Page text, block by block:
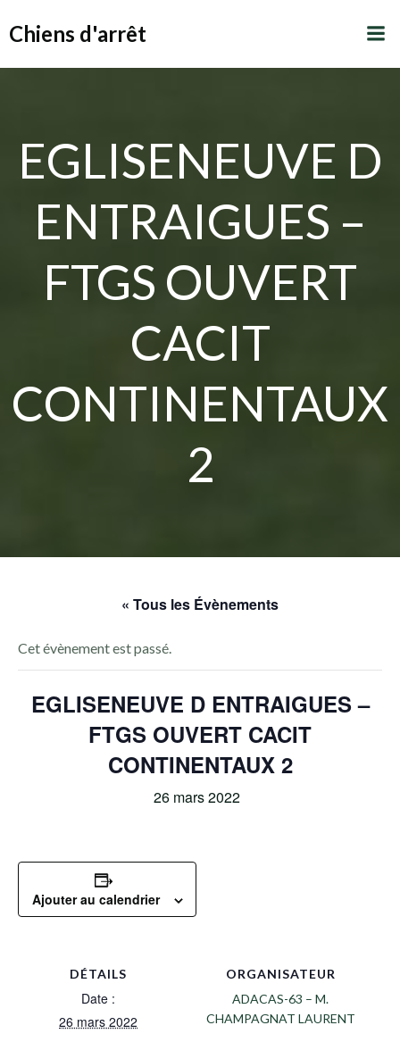
Chiens d'arrêt
EGLISENEUVE D
ENTRAIGUES –
FTGS OUVERT
CACIT
CONTINENTAUX
2
« Tous les Évènements
Cet évènement est passé.
EGLISENEUVE D ENTRAIGUES –
FTGS OUVERT CACIT
CONTINENTAUX 2
26 mars 2022
Ajouter au calendrier
DÉTAILS
Date :
26 mars 2022
ORGANISATEUR
ADACAS-63 – M.
CHAMPAGNAT LAURENT